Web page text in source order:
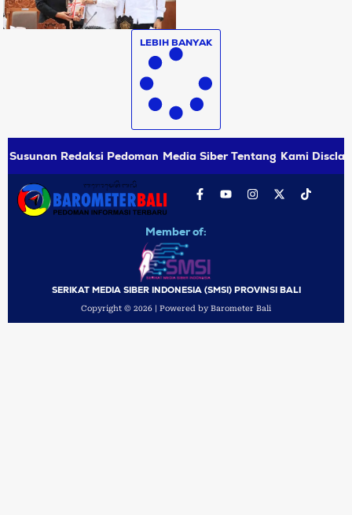
LEBIH BANYAK
Susunan Redaksi Pedoman Media Siber Tentang Kami
Member of:
SERIKAT MEDIA SIBER INDONESIA (SMSI) PROVINSI BALI
Copyright © 2026 | Powered by Barometer Bali